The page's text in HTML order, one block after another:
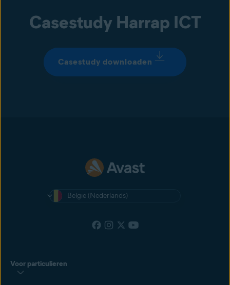
Casestudy Harrap ICT
Casestudy downloaden
België (Nederlands)
Voor particulieren